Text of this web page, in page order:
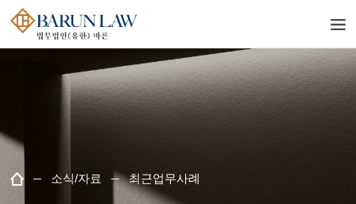
소식/자료 최근업무사례